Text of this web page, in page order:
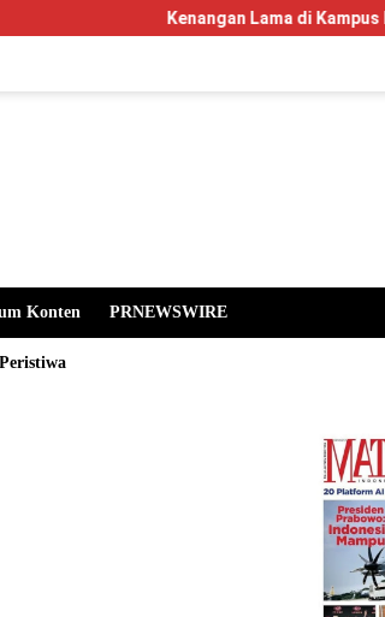
Kenangan Lama di Kampus Manglayang:
Konten PRNEWSWIRE